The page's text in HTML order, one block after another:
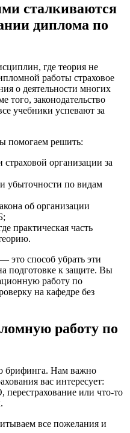
сталкиваются
диплома по
где теория не
работы страховое
о деятельности многих
того, законодательство
учебники успевают за
помогаем решить:
организации за
убыточности по видам
об организации
практическая часть
это способ убрать эти
подготовке к защите. Вы
работу по
на кафедре без
работу по
брифинга. Нам важно
вас интересует:
или что-то
все пожелания и